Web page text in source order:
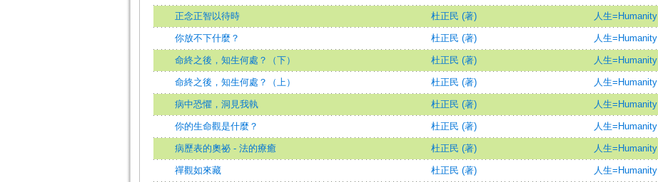
正念正智以待時 杜正民 (著) 人生=Humanity
你放不下什麼？ 杜正民 (著) 人生=Humanity
命終之後，知生何處？（下） 杜正民 (著) 人生=Humanity
命終之後，知生何處？（上） 杜正民 (著) 人生=Humanity
病中恐懼，洞見我執 杜正民 (著) 人生=Humanity
你的生命觀是什麼？ 杜正民 (著) 人生=Humanity
病歷表的奧祕 - 法的療癒 杜正民 (著) 人生=Humanity
禪觀如來藏 杜正民 (著) 人生=Humanity